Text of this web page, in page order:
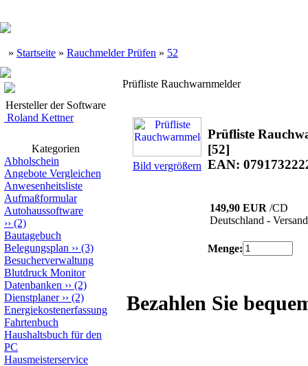
» Startseite » Rauchmelder Prüfen » 52
Hersteller der Software
Roland Kettner
Kategorien
Abholschein
Angebote Vergleichen
Anwesenheitsliste
Aufmaßformular
Autohaussoftware
›› (2)
Bautagebuch
Belegungsplan ›› (3)
Besucherverwaltung
Blutdruck Monitor
Datenbanken ›› (2)
Dienstplaner›› (2)
Energiekostenerfassung
Fahrtenbuch
Haushaltsbuch für den
PC
Hausmeisterservice
Prüfliste Rauchwarnmelder
Bild vergrößern
Prüfliste
[52]
EAN:
149,90 EUR /CD
Deutschland -
Menge:
Bezahlen Sie